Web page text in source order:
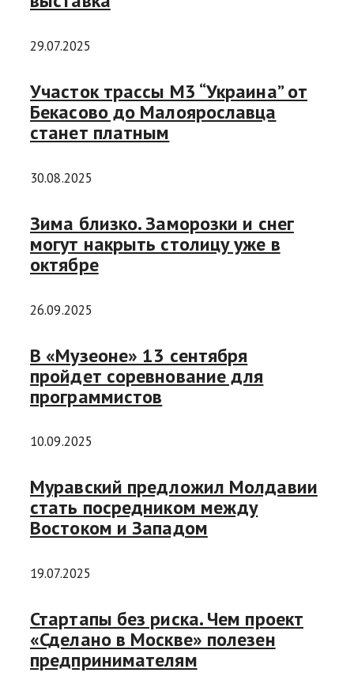
29.07.2025
Участок трассы М3 “Украина” от
Бекасово до Малоярославца
станет платным
30.08.2025
Зима близко. Заморозки и снег
могут накрыть столицу уже в
октябре
26.09.2025
В «Музеоне» 13 сентября
пройдет соревнование для
программистов
10.09.2025
Муравский предложил Молдавии
стать посредником между
Востоком и Западом
19.07.2025
Стартапы без риска. Чем проект
«Сделано в Москве» полезен
предпринимателям